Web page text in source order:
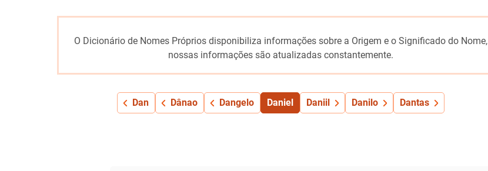
O Dicionário de Nomes Próprios disponibiliza informações sobre a Origem e o Significado do Nome,
nossas informações são atualizadas constantemente.
Dan Dânao Dangelo Daniel Daniil Danilo Dantas